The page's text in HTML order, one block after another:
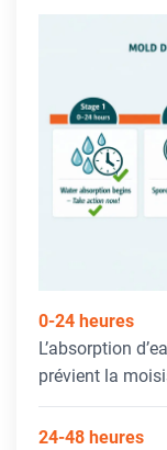
0-24 heures
L’absorption
prévient la
24-48 heures